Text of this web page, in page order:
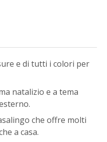
e di tutti i colori per
natalizio e a tema
che offre molti
a casa.